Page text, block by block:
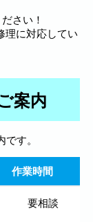
さい！
理に対応してい
案内
す。
作業時間
要相談